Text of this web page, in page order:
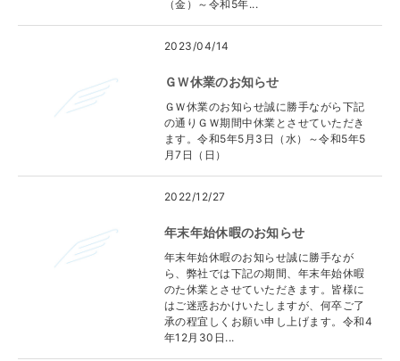
（金）～令和5年...
2023/04/14
ＧＷ休業のお知らせ
ＧＷ休業のお知らせ誠に勝手ながら下記
の通りＧＷ期間中休業とさせていただき
ます。令和5年5月3日（水）～令和5年5
月7日（日）
2022/12/27
年末年始休暇のお知らせ
年末年始休暇のお知らせ誠に勝手なが
ら、弊社では下記の期間、年末年始休暇
のた休業とさせていただきます。皆様に
はご迷惑おかけいたしますが、何卒ご了
承の程宜しくお願い申し上げます。令和4
年12月30日...